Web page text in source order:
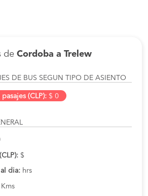
de Cordoba a Trelew
DE BUS SEGUN TIPO DE ASIENTO
(CLP): $ 0
$
al dia: hrs